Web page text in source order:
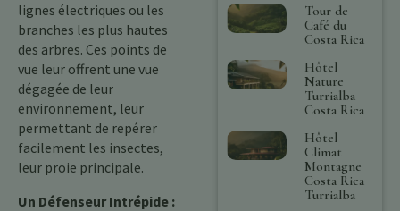
lignes électriques ou les
branches les plus hautes
des arbres. Ces points de
vue leur offrent une vue
dégagée de leur
environnement, leur
permettant de repérer
facilement les insectes,
leur proie principale.
Un Défenseur Intrépide :
Tour de
Café du
Costa Rica
Hôtel
Nature
Turrialba
Costa Rica
Hôtel
Climat
Montagne
Costa Rica
Turrialba